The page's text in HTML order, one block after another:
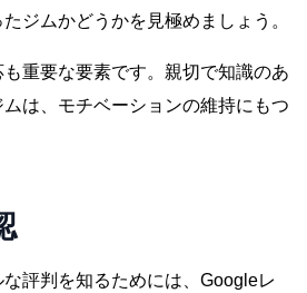
ジムかどうかを見極めましょう。
重要な要素です。親切で知識のあ
は、モチベーションの維持にもつ
評判を知るためには、Googleレ